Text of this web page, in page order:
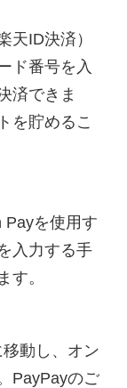
天ID決済）
ド番号を入
済できま
を貯めるこ
Payを使用す
入力する手
す。
動し、オン
PayPayのご